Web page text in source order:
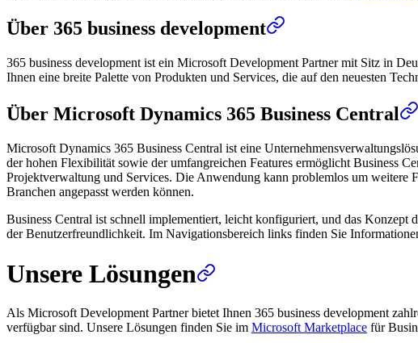
Über 365 business development
365 business development ist ein Microsoft Development Partner mit Sitz in
Ihnen eine breite Palette von Produkten und Services, die auf den neuesten
Über Microsoft Dynamics 365 Business Central
Microsoft Dynamics 365 Business Central ist eine
der hohen Flexibilität sowie der umfangreichen Features ermöglicht Business
Projektverwaltung und Services. Die Anwendung kann problemlos um weitere
Branchen angepasst werden können.
Business Central ist schnell implementiert, leicht konfiguriert, und das
der Benutzerfreundlichkeit. Im Navigationsbereich links finden Sie
Unsere Lösungen
Als Microsoft Development Partner bietet Ihnen 365 business development
verfügbar sind. Unsere Lösungen finden Sie im Microsoft Marketplace für